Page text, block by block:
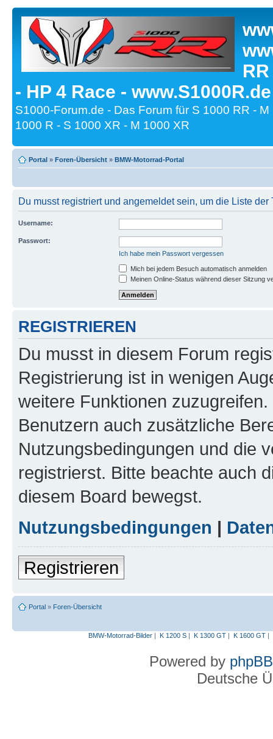
- HP 4 Race -
S1000-Forum.de - Das Forum für S 1000 RR -
1000 R - S 1000 XR - M 1000 XR
Portal » Foren-Übersicht » BMW-Motorrad-Portal
Du musst registriert und angemeldet sein, um die Liste
Username:
Passwort:
Ich habe mein Passwort vergessen
Mich bei jedem Besuch automatisch anmelden
Meinen Online-Status während dieser Sitzung
REGISTRIEREN
Du musst in diesem Forum
Registrierung ist in wenigen
weitere Funktionen
Benutzern auch zusätzliche
Nutzungsbedingungen und die
registrierst. Bitte beachte auch
diesem Board bewegst.
Nutzungsbedingungen |
Registrieren
Portal » Foren-Übersicht
BMW-Motorrad-Bilder| K 1200 S| K 1300 GT| K 1600 GT|
Powered by phpBB
Deutsche